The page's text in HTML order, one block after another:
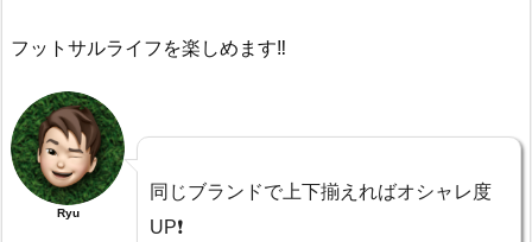
フットサルライフを楽しめます‼️
Ryu
同じブランドで上下揃えればオシャレ度
UP❗️